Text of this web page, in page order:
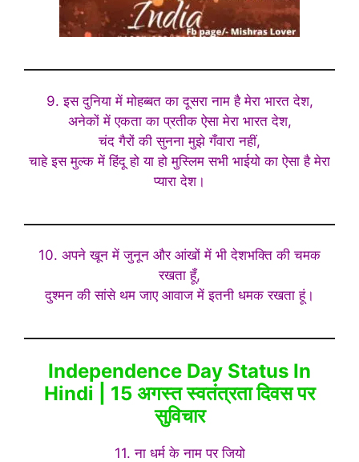
9. इस दुनिया में मोहब्बत का दूसरा नाम है मेरा भारत देश,
अनेकों में एकता का प्रतीक ऐसा मेरा भारत देश,
चंद गैरों की सुनना मुझे गँवारा नहीं,
चाहे इस मुल्क में हिंदू हो या हो मुस्लिम सभी भाईयो का ऐसा है मेरा
प्यारा देश।
10. अपने खून में जुनून और आंखों में भी देशभक्ति की चमक
रखता हूँ,
दुश्मन की सांसे थम जाए आवाज में इतनी धमक रखता हूं।
Independence Day Status In
Hindi | 15 अगस्त स्वतंत्रता दिवस पर
सुविचार
11. ना धर्म के नाम पर जियो